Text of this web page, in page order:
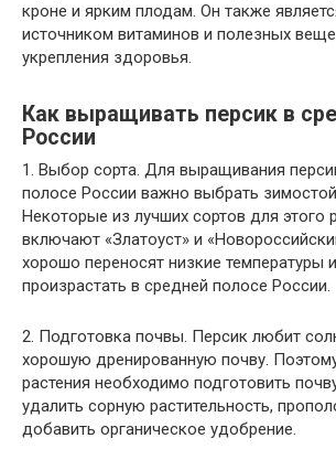
кроне и ярким плодам. Он также
источником витаминов и полезных
укрепления здоровья.
Как выращивать персик в
России
1. Выбор сорта. Для выращивания
полосе России важно выбрать
Некоторые из лучших сортов для этого
включают «Златоуст» и
хорошо переносят низкие температуры
произрастать в средней полосе России.
2. Подготовка почвы. Персик любит
хорошую дренированную почву.
растения необходимо подготовить
удалить сорную растительность,
добавить органическое удобрение.